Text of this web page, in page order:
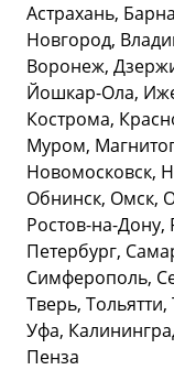
Астрахань,
Новгород,
Воронеж,
Йошкар-Ола,
Кострома,
Муром,
Новомосковск,
Обнинск, Омск,
Ростов-на-Дону,
Петербург,
Симферополь,
Тверь,
Уфа,
Пенза